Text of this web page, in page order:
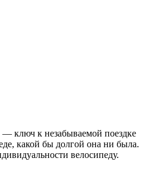
ключ к незабываемой поездке
какой бы долгой она ни была.
велосипеду.